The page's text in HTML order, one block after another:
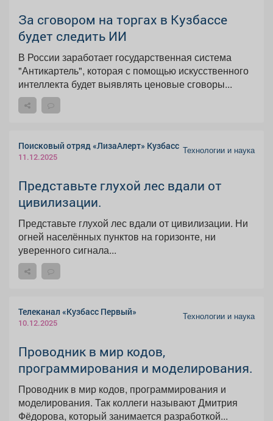
За сговором на торгах в Кузбассе
будет следить ИИ
В России заработает государственная система
"Антикартель", которая с помощью искусственного
интеллекта будет выявлять ценовые сговоры...
Поисковый отряд «ЛизаАлерт» Кузбасс
11.12.2025
Технологии и наука
Представьте глухой лес вдали от
цивилизации.
Представьте глухой лес вдали от цивилизации. Ни
огней населённых пунктов на горизонте, ни
уверенного сигнала...
Телеканал «Кузбасс Первый»
10.12.2025
Технологии и наука
Проводник в мир кодов,
программирования и моделирования.
Проводник в мир кодов, программирования и
моделирования. Так коллеги называют Дмитрия
Фёдорова, который занимается разработкой...